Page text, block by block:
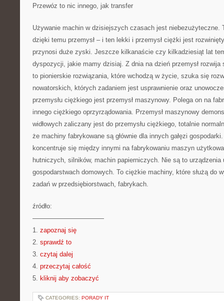
Przewóz to nic innego, jak transfer
Używanie machin w dzisiejszych czasach jest niebezużyteczne.
dzięki temu przemysł – i ten lekki i przemysł ciężki jest
przynosi duże zyski. Jeszcze kilkanaście czy kilkadziesiąt lat
dyspozycji, jakie mamy dzisiaj. Z dnia na dzień przemysł rozwija
to pionierskie rozwiązania, które wchodzą w życie, szuka się
nowatorskich, których zadaniem jest usprawnienie oraz
przemysłu ciężkiego jest przemysł maszynowy. Polega on na
innego ciężkiego oprzyrządowania. Przemysł maszynowy
widłowych zaliczany jest do przemysłu ciężkiego, totalnie
że machiny fabrykowane są głównie dla innych gałęzi
koncentruje się między innymi na fabrykowaniu maszyn
hutniczych, silników, machin papierniczych. Nie są to urządzenia
gospodarstwach domowych. To ciężkie machiny, które służą do
zadań w przedsiębiorstwach, fabrykach.
źródło:
———————————
1. zapoznaj się
2. sprawdź to
3. czytaj dalej
4. przeczytaj całość
5. kliknij aby zobaczyć
CATEGORIES: PORADY IT